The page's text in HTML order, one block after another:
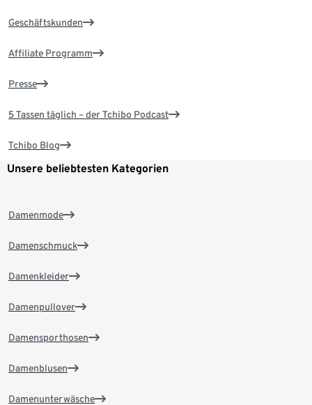
Geschäftskunden
Affiliate Programm
Presse
5 Tassen täglich – der Tchibo Podcast
Tchibo Blog
Unsere beliebtesten Kategorien
Damenmode
Damenschmuck
Damenkleider
Damenpullover
Damensporthosen
Damenblusen
Damenunterwäsche